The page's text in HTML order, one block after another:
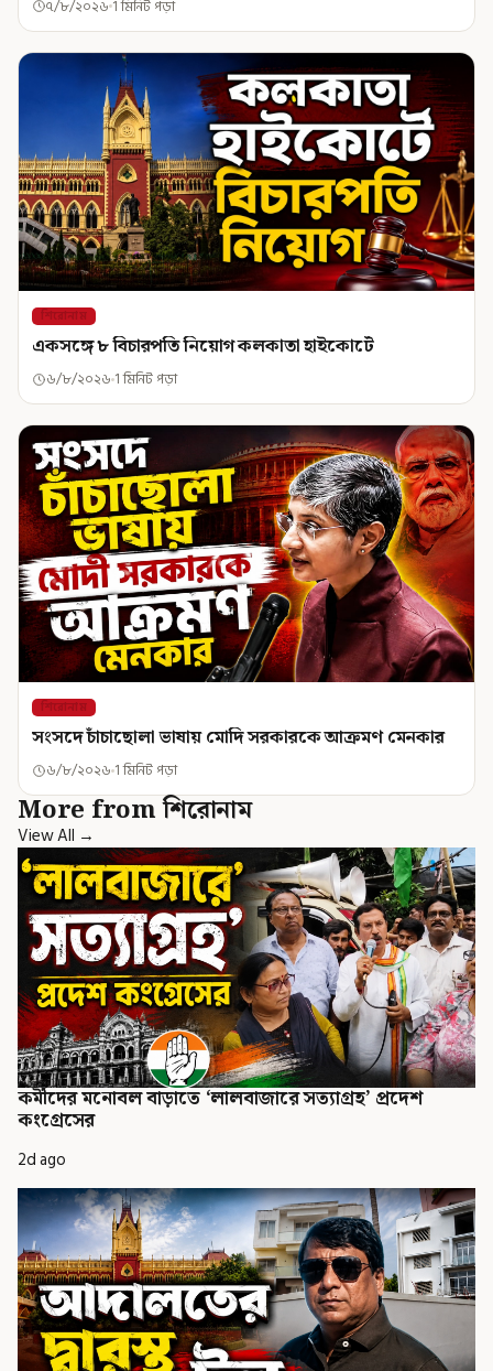
৭/৮/২০২৬ 1 মিনিট পড়া
শিরোনাম
একসঙ্গে ৮ বিচারপতি নিয়োগ কলকাতা হাইকোর্টে
৬/৮/২০২৬ 1 মিনিট পড়া
শিরোনাম
সংসদে চাঁচাছোলা ভাষায় মোদি সরকারকে আক্রমণ মেনকার
৬/৮/২০২৬ 1 মিনিট পড়া
More from শিরোনাম
View All →
কর্মীদের মনোবল বাড়াতে ‘লালবাজারে সত্যাগ্রহ’ প্রদেশ
কংগ্রেসের
2d ago